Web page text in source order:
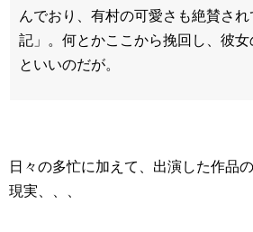
んでおり、有村の可愛さも絶賛され
記」。何とかここから挽回し、彼
といいのだが。
日々の多忙に加えて、出演した作品
現実、、、